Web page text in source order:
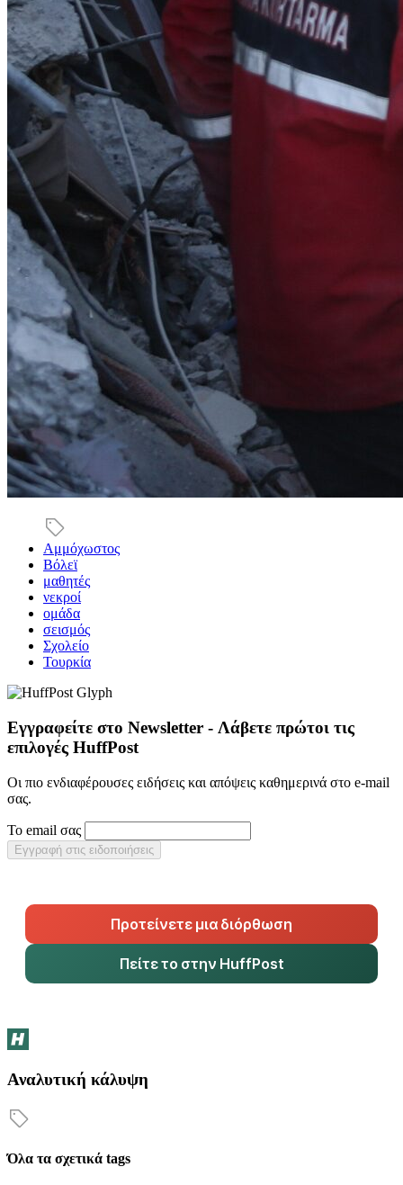
Αμμόχωστος
Βόλεϊ
μαθητές
νεκροί
ομάδα
σεισμός
Σχολείο
Τουρκία
Εγγραφείτε στο Newsletter - Λάβετε πρώτοι τις
επιλογές HuffPost
Οι πιο ενδιαφέρουσες ειδήσεις και απόψεις καθημερινά στο e-mail
σας.
Το email σας
Εγγραφή στις ειδοποιήσεις
Προτείνετε μια διόρθωση
Πείτε το στην HuffPost
Αναλυτική κάλυψη
Όλα τα σχετικά tags